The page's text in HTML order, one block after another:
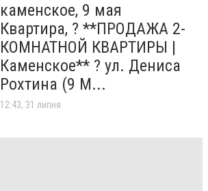
каменское, 9 мая
Квартира, ? **ПРОДАЖА 2-
КОМНАТНОЙ КВАРТИРЫ |
Каменское** ? ул. Дениса
Рохтина (9 М...
12:43, 31 липня